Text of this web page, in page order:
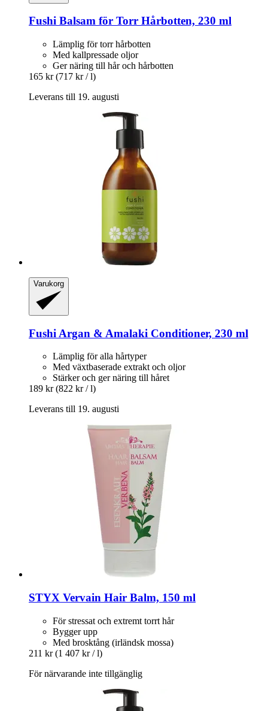
Fushi Balsam för Torr Hårbotten, 230 ml
Lämplig för torr hårbotten
Med kallpressade oljor
Ger näring till hår och hårbotten
165 kr (717 kr / l)
Leverans till 19. augusti
Varukorg
Fushi Argan & Amalaki Conditioner, 230 ml
Lämplig för alla hårtyper
Med växtbaserade extrakt och oljor
Stärker och ger näring till håret
189 kr (822 kr / l)
Leverans till 19. augusti
STYX Vervain Hair Balm, 150 ml
För stressat och extremt torrt hår
Bygger upp
Med brosktång (irländsk mossa)
211 kr (1 407 kr / l)
För närvarande inte tillgänglig